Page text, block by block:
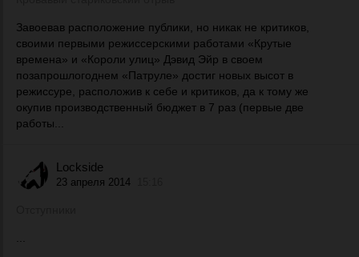
Завоевав расположение публики, но никак не критиков,
своими первыми режиссерскими работами «Крутые
времена» и «Короли улиц» Дэвид Эйр в своем
позапрошлогоднем «Патруле» достиг новых высот в
режиссуре, расположив к себе и критиков, да к тому же
окупив производственный бюджет в 7 раз (первые две
работы...
Lockside
23 апреля 2014